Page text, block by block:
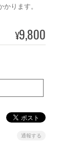
ります。
¥9,800
通報する